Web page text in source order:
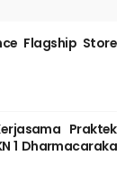
Flagship Store
Praktek
1 Dharmacaraka